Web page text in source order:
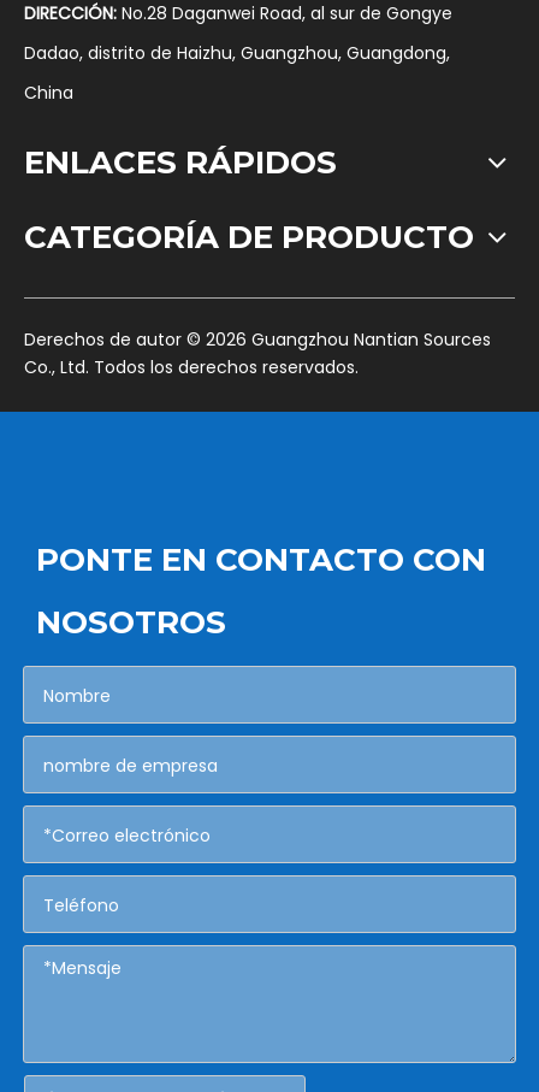
DIRECCIÓN: No.28 Daganwei Road, al sur de Gongye
Dadao, distrito de Haizhu, Guangzhou, Guangdong,
China
ENLACES RÁPIDOS
CATEGORÍA DE PRODUCTO
​Derechos de autor © 2026 Guangzhou Nantian Sources
Co., Ltd. Todos los derechos reservados.
PONTE EN CONTACTO CON
NOSOTROS